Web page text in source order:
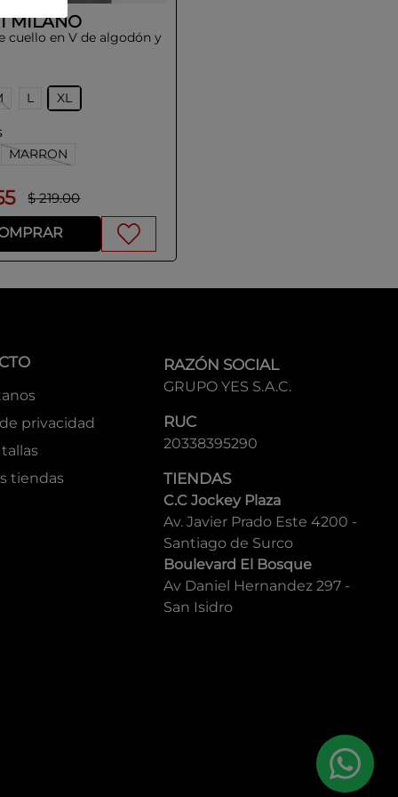
MILANO
cuello en V de algodón y
L XL
MARRON
$ 219.00
privacidad
tiendas
RAZÓN SOCIAL
GRUPO YES S.A.C.
RUC
20338395290
TIENDAS
C.C Jockey Plaza
Av. Javier Prado Este 4200 -
Santiago de Surco
Boulevard El Bosque
Av Daniel Hernandez 297 -
San Isidro